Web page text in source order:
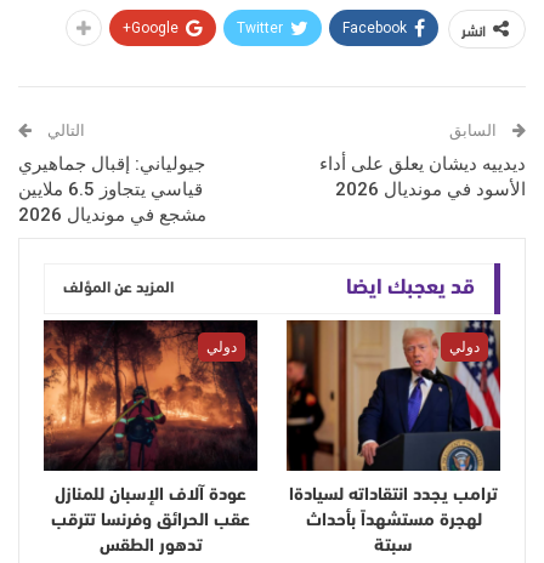
انشر Facebook
Twitter
Google+
السابق
ديدييه ديشان يعلق على أداء
الأسود في مونديال 2026
التالي
جيولياني: إقبال جماهيري
قياسي يتجاوز 6.5 ملايين
مشجع في مونديال 2026
قد يعجبك ايضا المزيد عن المؤلف
دولي
ترامب يجدد انتقاداته لسيادةا
لهجرة مستشهداً بأحداث
سبتة
دولي
عودة آلاف الإسبان للمنازل
عقب الحرائق وفرنسا تترقب
تدهور الطقس